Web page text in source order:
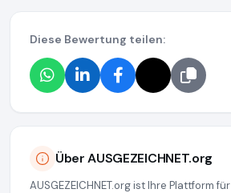
Diese Bewertung teilen:
Über AUSGEZEICHNET.org
AUSGEZEICHNET.org ist Ihre Plattform für